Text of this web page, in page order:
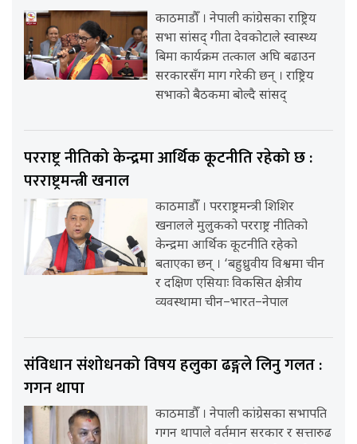
काठमाडौँ । नेपाली कांग्रेसका राष्ट्रिय
सभा सांसद् गीता देवकोटाले स्वास्थ्य
बिमा कार्यक्रम तत्काल अघि बढाउन
सरकारसँग माग गरेकी छन् । राष्ट्रिय
सभाको बैठकमा बोल्दै सांसद्
परराष्ट्र नीतिको केन्द्रमा आर्थिक कूटनीति रहेको छ :
परराष्ट्रमन्त्री खनाल
काठमाडौँ । परराष्ट्रमन्त्री शिशिर
खनालले मुलुकको परराष्ट्र नीतिको
केन्द्रमा आर्थिक कूटनीति रहेको
बताएका छन् । ‘बहुध्रुवीय विश्वमा चीन
र दक्षिण एसियाः विकसित क्षेत्रीय
व्यवस्थामा चीन–भारत–नेपाल
संविधान संशोधनको विषय हलुका ढङ्गले लिनु गलत :
गगन थापा
काठमाडौँ । नेपाली कांग्रेसका सभापति
गगन थापाले वर्तमान सरकार र सत्तारुढ